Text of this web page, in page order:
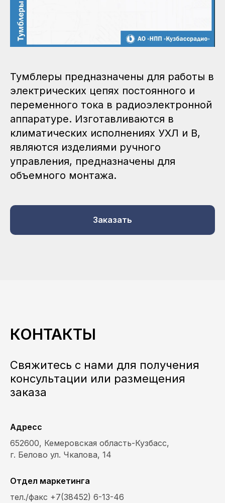
Тумблеры предназначены для работы в
электрических цепях постоянного и
переменного тока в радиоэлектронной
аппаратуре. Изготавливаются в
климатических исполнениях УХЛ и В,
являются изделиями ручного
управления, предназначены для
объемного монтажа.
Заказать
КОНТАКТЫ
Свяжитесь с нами для получения
консультации или размещения
заказа
Адресс
652600, Кемеровская область-Кузбасс,
г. Белово ул. Чкалова, 14
Отдел маркетинга
тел./факс +7(38452) 6-13-46